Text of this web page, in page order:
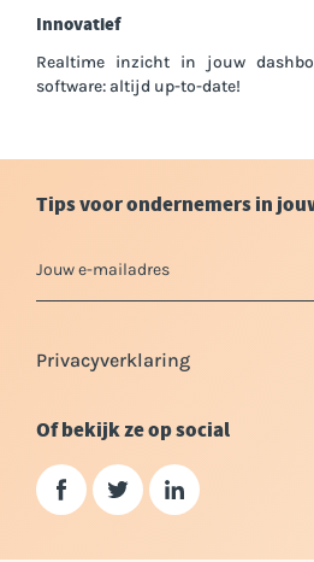
Innovatief
Realtime inzicht in jouw
software: altijd up-to-date!
Tips voor ondernemers in
Privacyverklaring
Of bekijk ze op social